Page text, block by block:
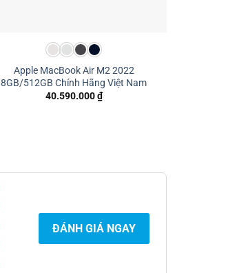
Apple MacBook Air M2 2022
8GB/512GB Chính Hãng Việt Nam
40.590.000₫
ĐÁNH GIÁ NGAY